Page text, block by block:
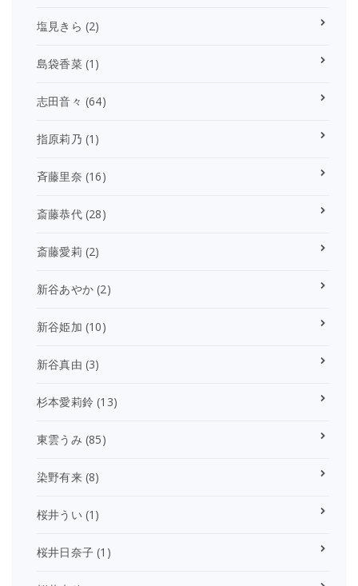
塩見きら (2)
島袋香菜(1)
志田音々 (64)
指原莉乃 (1)
斉藤里奈 (16)
斎藤恭代(28)
斎藤愛莉 (2)
新谷あやか (2)
新谷姫加 (10)
新谷真由 (3)
杉本愛莉鈴 (13)
東雲うみ (85)
染野有来(8)
桜井うい (1)
桜井日奈子 (1)